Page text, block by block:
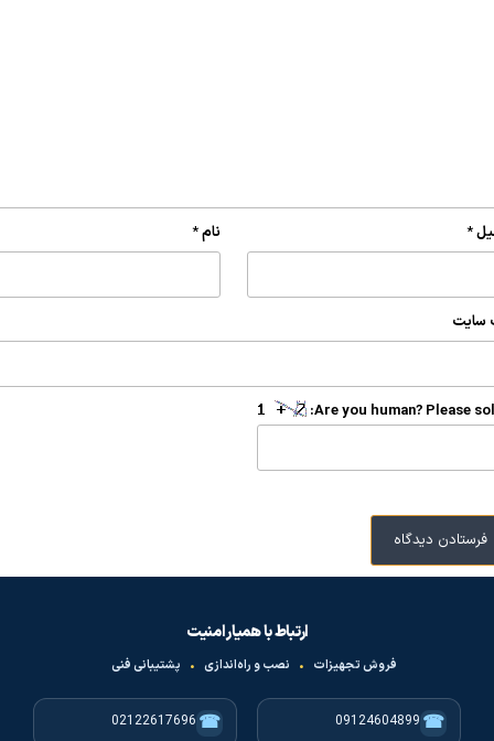
نام* *
سایت
Are you human? Please
ارتباط با همیار امنیت
فروش تجهیزات • نصب و راه‌اندازی • پشتیبانی فنی
☎
09124604899
☎
02122617696